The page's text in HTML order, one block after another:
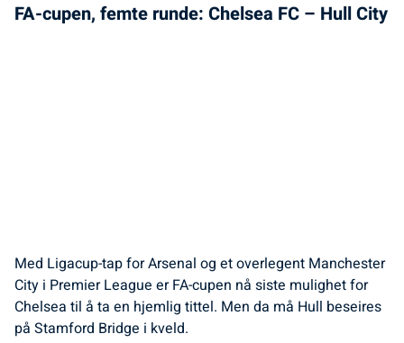
FA-cupen, femte runde: Chelsea FC – Hull City
Med Ligacup-tap for Arsenal og et overlegent Manchester
City i Premier League er FA-cupen nå siste mulighet for
Chelsea til å ta en hjemlig tittel. Men da må Hull beseires
på Stamford Bridge i kveld.